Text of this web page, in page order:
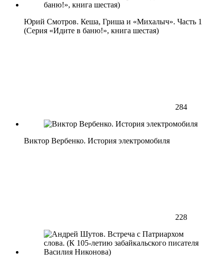
Юрий Смотров. Кеша, Гриша и «Михалыч». Часть 1
(Серия «Идите в баню!», книга шестая)
284
Виктор Вербенко. История электромобиля
228